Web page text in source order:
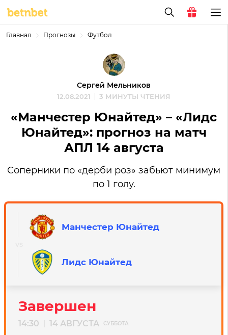
Главная Прогнозы Футбол
Сергей Мельников
12.08.2021 3 МИНУТЫ ЧТЕНИЯ
«Манчестер Юнайтед» – «Лидс
Юнайтед»: прогноз на матч
АПЛ 14 августа
Соперники по «дерби роз» забьют минимум
по 1 голу.
Манчестер Юнайтед
Лидс Юнайтед
Завершен
14:30 14 АВГУСТА СУББОТА